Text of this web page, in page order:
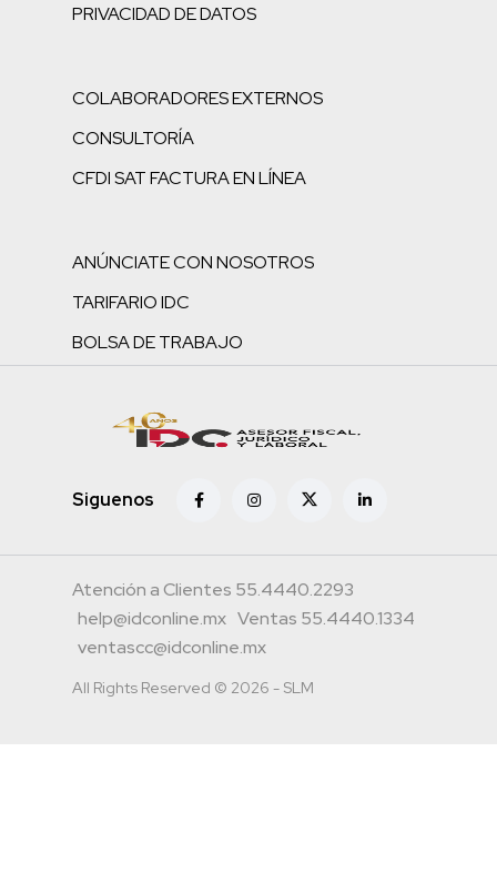
PRIVACIDAD DE DATOS
COLABORADORES EXTERNOS
CONSULTORÍA
CFDI SAT FACTURA EN LÍNEA
ANÚNCIATE CON NOSOTROS
TARIFARIO IDC
BOLSA DE TRABAJO
Siguenos
Atención a Clientes 55.4440.2293
help@idconline.mx Ventas 55.4440.1334
ventascc@idconline.mx
All Rights Reserved © 2026 - SLM